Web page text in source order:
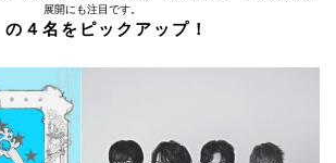
展開にも注目です。
４名をピックアップ！